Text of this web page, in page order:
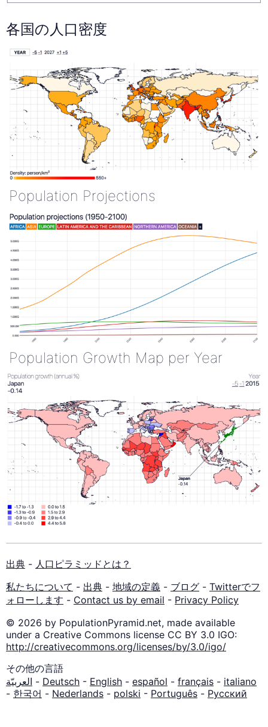
各国の人口密度
Population Projections
Population Growth Map per Year
出典 - 人口ピラミッドとは？
私たちについて - 出典 - 地域の定義 - ブログ - Twitterでフ
ォローします - Contact us by email - Privacy Policy
© 2026 by PopulationPyramid.net, made available
under a Creative Commons license CC BY 3.0 IGO:
http://creativecommons.org/licenses/by/3.0/igo/
その他の言語
العربيّة - Deutsch - English - español - français - italiano
- 한국어 - Nederlands - polski - Português - Русский